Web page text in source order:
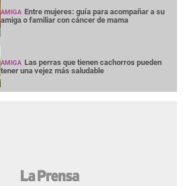
AMIGA Entre mujeres: guía para acompañar a su
amiga o familiar con cáncer de mama
AMIGA Las perras que tienen cachorros pueden
tener una vejez más saludable